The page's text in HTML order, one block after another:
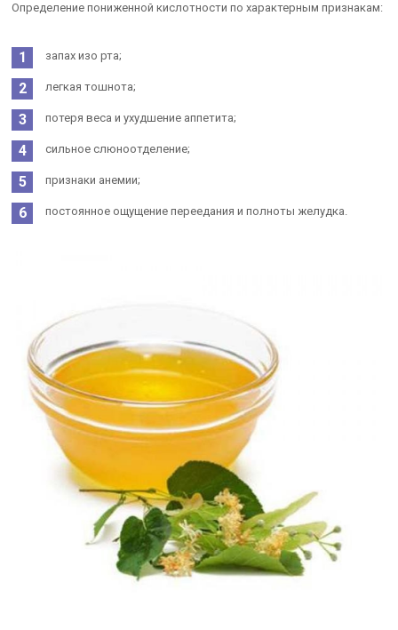
Определение пониженной кислотности по характерным признакам:
запах изо рта;
легкая тошнота;
потеря веса и ухудшение аппетита;
сильное слюноотделение;
признаки анемии;
постоянное ощущение переедания и полноты желудка.